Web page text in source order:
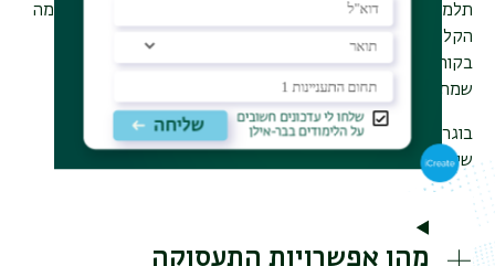
תלמידי המגמות הטיפוליות במחלקה (המגמה השיקומית והמגמה
הקלינית) לומדים בצוותא את מירב הקורסים, ונבדלים אך ורק
בקורסי הבחירה המומלצים ובהתנסות ("פרקטיקום") בשדה
שמתנהלת בשנה ב'.
בוגרי תואר שני זה יהיו זכאים להתחיל התמחות בפסיכולוגיה
שיקומית.
מהן אפשרויות התעסוקה